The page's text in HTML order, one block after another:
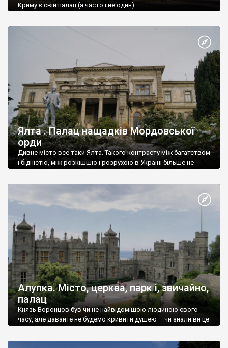
Криму є свій палац (а часто і не один).
Ялта . Палац нащадків Мордовської
орди
Дивне місто все таки Ялта. Такого контрасту між багатством
і бідністю, між розкішшю і розрухою в Україні більше не
Алупка. Місто, церква, парк і, звичайно,
палац
Князь Воронцов був чи не найвідомішою людиною свого
часу, але давайте не будемо кривити душею – чи знали ви це